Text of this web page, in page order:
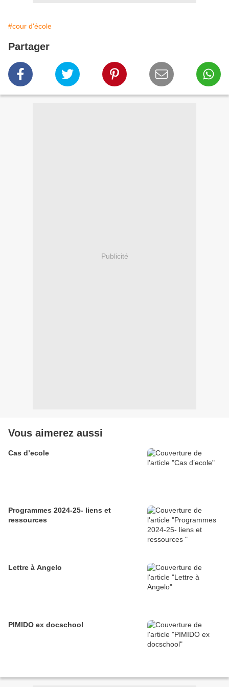
#cour d'école
Partager
Publicité
Vous aimerez aussi
Cas d’ecole
Programmes 2024-25- liens et
ressources
Lettre à Angelo
PIMIDO ex docschool